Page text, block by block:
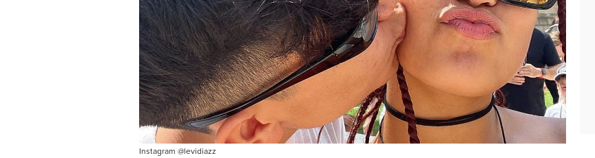
Instagram @levidiazz